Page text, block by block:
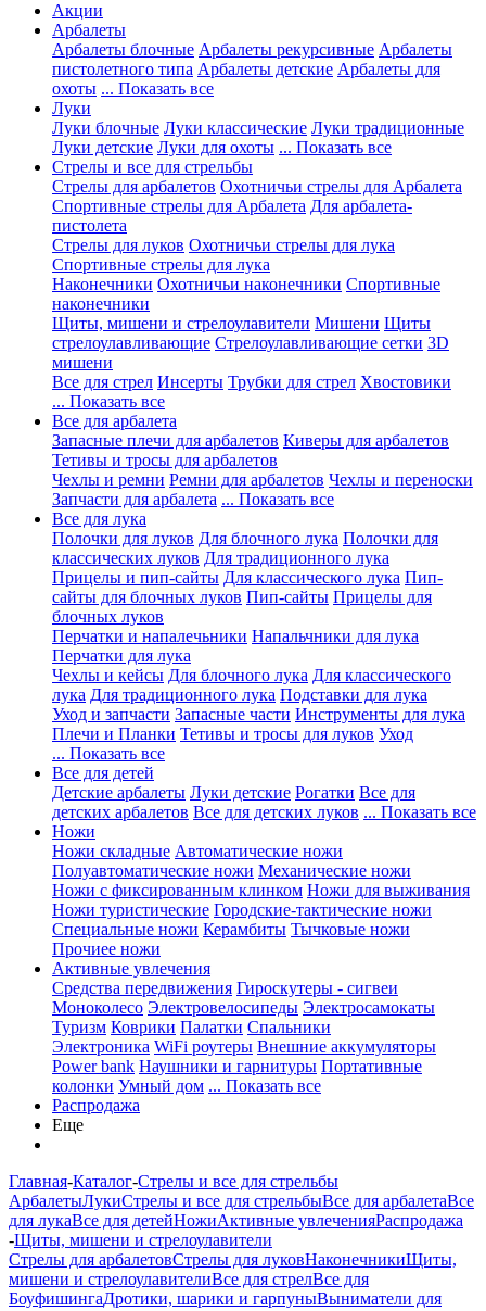
Акции
Арбалеты
Арбалеты блочные Арбалеты рекурсивные Арбалеты
пистолетного типа Арбалеты детские Арбалеты для
охоты ... Показать все
Луки
Луки блочные Луки классические Луки традиционные
Луки детские Луки для охоты ... Показать все
Стрелы и все для стрельбы
Стрелы для арбалетов Охотничьи стрелы для Арбалета
Спортивные стрелы для Арбалета Для арбалета-
пистолета
Стрелы для луков Охотничьи стрелы для лука
Спортивные стрелы для лука
Наконечники Охотничьи наконечники Спортивные
наконечники
Щиты, мишени и стрелоулавители Мишени Щиты
стрелоулавливающие Стрелоулавливающие сетки 3D
мишени
Все для стрел Инсерты Трубки для стрел Хвостовики
... Показать все
Все для арбалета
Запасные плечи для арбалетов Киверы для арбалетов
Тетивы и тросы для арбалетов
Чехлы и ремни Ремни для арбалетов Чехлы и переноски
Запчасти для арбалета ... Показать все
Все для лука
Полочки для луков Для блочного лука Полочки для
классических луков Для традиционного лука
Прицелы и пип-сайты Для классического лука Пип-
сайты для блочных луков Пип-сайты Прицелы для
блочных луков
Перчатки и напалечьники Напальчники для лука
Перчатки для лука
Чехлы и кейсы Для блочного лука Для классического
лука Для традиционного лука Подставки для лука
Уход и запчасти Запасные части Инструменты для лука
Плечи и Планки Тетивы и тросы для луков Уход
... Показать все
Все для детей
Детские арбалеты Луки детские Рогатки Все для
детских арбалетов Все для детских луков ... Показать все
Ножи
Ножи складные Автоматические ножи
Полуавтоматические ножи Механические ножи
Ножи с фиксированным клинком Ножи для выживания
Ножи туристические Городские-тактические ножи
Специальные ножи Керамбиты Тычковые ножи
Прочиее ножи
Активные увлечения
Средства передвижения Гироскутеры - сигвеи
Моноколесо Электровелосипеды Электросамокаты
Туризм Коврики Палатки Спальники
Электроника WiFi роутеры Внешние аккумуляторы
Power bank Наушники и гарнитуры Портативные
колонки Умный дом ... Показать все
Распродажа
Еще
Главная-Каталог-Стрелы и все для стрельбы
АрбалетыЛукиСтрелы и все для стрельбыВсе для арбалетаВсе
для лукаВсе для детейНожиАктивные увлеченияРаспродажа
-Щиты, мишени и стрелоулавители
Стрелы для арбалетовСтрелы для луковНаконечникиЩиты,
мишени и стрелоулавителиВсе для стрелВсе для
БоуфишингаДротики, шарики и гарпуныВыниматели для